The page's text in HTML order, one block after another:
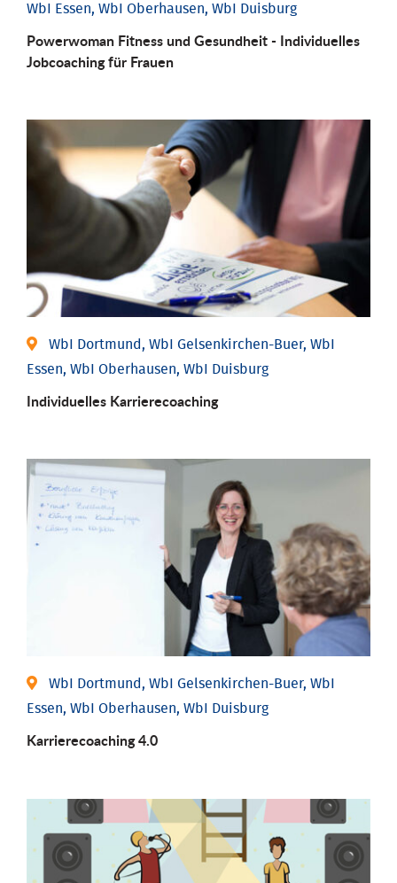
WbI Essen, WbI Oberhausen, WbI Duisburg
Powerwoman Fitness und Gesund­heit - Individu­elles
Job­coaching für Frauen
WbI Dortmund, WbI Gelsenkirchen-Buer, WbI
Essen, WbI Oberhausen, WbI Duisburg
Individu­elles Karrierecoaching
WbI Dortmund, WbI Gelsenkirchen-Buer, WbI
Essen, WbI Oberhausen, WbI Duisburg
Karriere­coaching 4.0